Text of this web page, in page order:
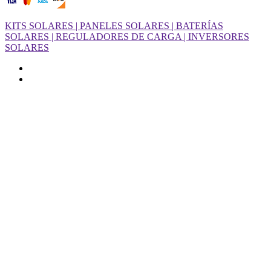
KITS SOLARES | PANELES SOLARES | BATERÍAS
SOLARES | REGULADORES DE CARGA | INVERSORES
SOLARES